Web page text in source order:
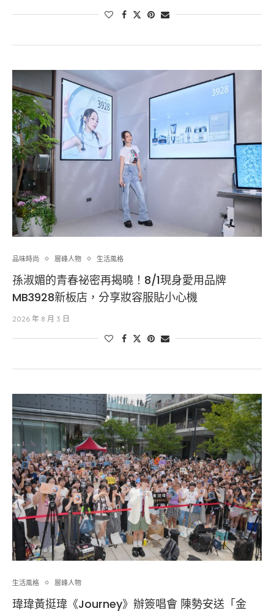
品味時尚 層峰⼈物 生活風格
孫淑媚的青春祕密再揭曉！8/1現身愛用品牌
MB3928新板店，分享妝容服貼小心機
2026 年 8 月 3 日
生活風格 層峰⼈物
瑋瑋黃挺瑋《Journey》辦簽唱會 陳勢安送「金